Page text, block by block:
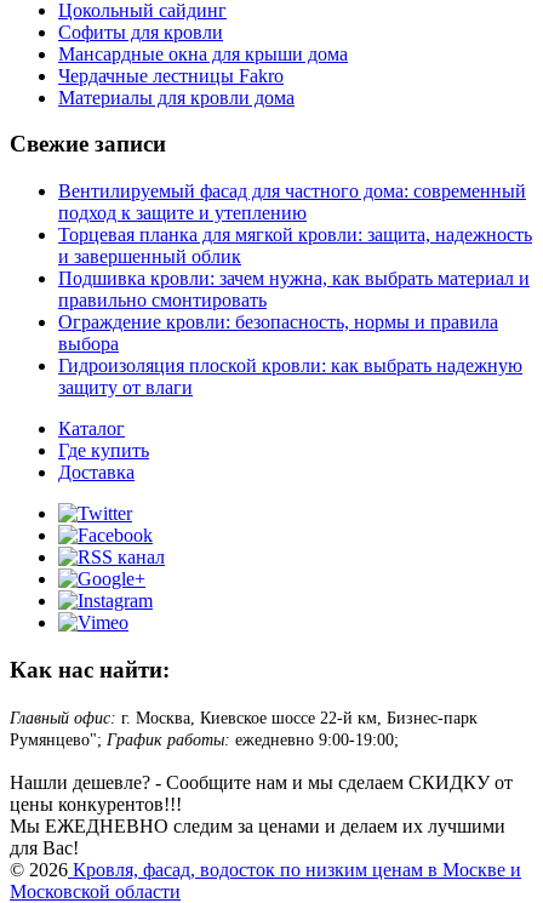
Цокольный сайдинг
Софиты для кровли
Мансардные окна для крыши дома
Чердачные лестницы Fakro
Материалы для кровли дома
Свежие записи
Вентилируемый фасад для частного дома: современный
подход к защите и утеплению
Торцевая планка для мягкой кровли: защита, надежность
и завершенный облик
Подшивка кровли: зачем нужна, как выбрать материал и
правильно смонтировать
Ограждение кровли: безопасность, нормы и правила
выбора
Гидроизоляция плоской кровли: как выбрать надежную
защиту от влаги
Каталог
Где купить
Доставка
Как нас найти:
Главный офис: г. Москва, Киевское шоссе 22-й км, Бизнес-парк
Румянцево"; График работы: ежедневно 9:00-19:00;
Нашли дешевле? - Сообщите нам и мы сделаем СКИДКУ от
цены конкурентов!!!
Мы ЕЖЕДНЕВНО следим за ценами и делаем их лучшими
для Вас!
© 2026 Кровля, фасад, водосток по низким ценам в Москве и
Московской области